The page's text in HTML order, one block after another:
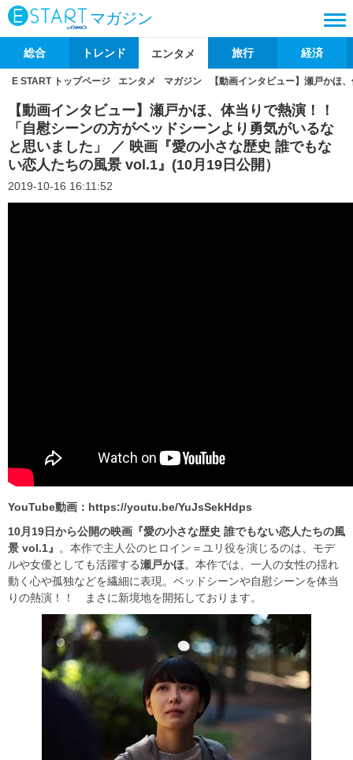
マガジン
総合 トレンド エンタメ 旅行 経済
E START トップページ エンタメ マガジン 【動画インタビュー】瀬戸かほ
【動画インタビュー】瀬戸かほ、体当りで熱演！！
「自慰シーンの方がベッドシーンより勇気がいるな
と思いました」 ／ 映画『愛の小さな歴史 誰でもな
い恋人たちの風景 vol.1』(10月19日公開）
2019-10-16 16:11:52
YouTube動画： https://youtu.be/YuJsSekHdps
10月19日から公開の映画『愛の小さな歴史 誰でもない恋人たちの風
景 vol.1』
。本作で主人公のヒロイン＝ユリ役を演じるのは、モデ
ルや女優としても活躍する瀬戸かほ。本作では、一人の女性の揺れ
動く心や孤独などを繊細に表現。ベッドシーンや自慰シーンを体当
りの熱演！！ まさに新境地を開拓しております。